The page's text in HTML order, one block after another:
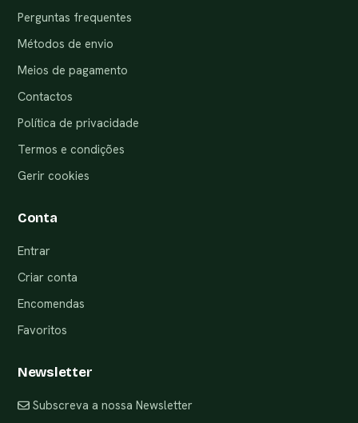
Perguntas frequentes
Métodos de envio
Meios de pagamento
Contactos
Política de privacidade
Termos e condições
Gerir cookies
Conta
Entrar
Criar conta
Encomendas
Favoritos
Newsletter
Subscreva a nossa Newsletter